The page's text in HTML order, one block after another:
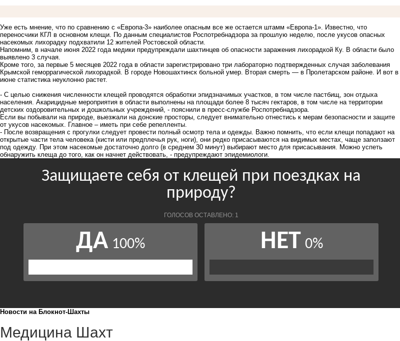
Уже есть мнение, что по сравнению с «Европа-3» наиболее опасным все же остается штамм «Европа-1». Известно, что
переносчики КГЛ в основном клещи. По данным специалистов Роспотребнадзора за прошлую неделю, после укусов опасных
насекомых лихорадку подхватили 12 жителей Ростовской области.
Напомним, в начале июня 2022 года медики предупреждали шахтинцев об опасности заражения лихорадкой Ку. В области было
выявлено 3 случая
Кроме того, за первые 5 месяцев 2022 года в области зарегистрировано три лабораторно подтвержденных случая заболевания
Крымской геморрагической лихорадкой. В городе Новошахтинск больной умер. Вторая смерть — в Пролетарском районе.
И вот в
июне статистика неуклонно растет.
- С целью снижения численности клещей проводятся обработки эпидзначимых участков, в том числе пастбищ, зон отдыха
населения. Акарицидные мероприятия в области выполнены на площади более 8 тысяч гектаров, в том числе на территории
детских оздоровительных и дошкольных учреждений, - пояснили в пресс-службе Роспотребнадзора.
Если вы побывали на природе, выезжали на донские просторы, следует внимательно отнестись к мерам безопасности и защите
от укусов насекомых. Главное – иметь при себе репелленты.
- После возвращения с прогулки следует провести полный осмотр тела и одежды. Важно помнить, что если клещи попадают на
открытые части тела человека (кисти или предплечья рук, ноги), они редко присасываются на видимых местах, чаще заползают
под одежду. При этом насекомые достаточно долго (в среднем 30 минут) выбирают место для присасывания. Можно успеть
обнаружить клеща до того, как он начнет действовать, - предупреждают эпидемиологи.
Новости на Блoкнoт-Шахты
Медицина Шахт